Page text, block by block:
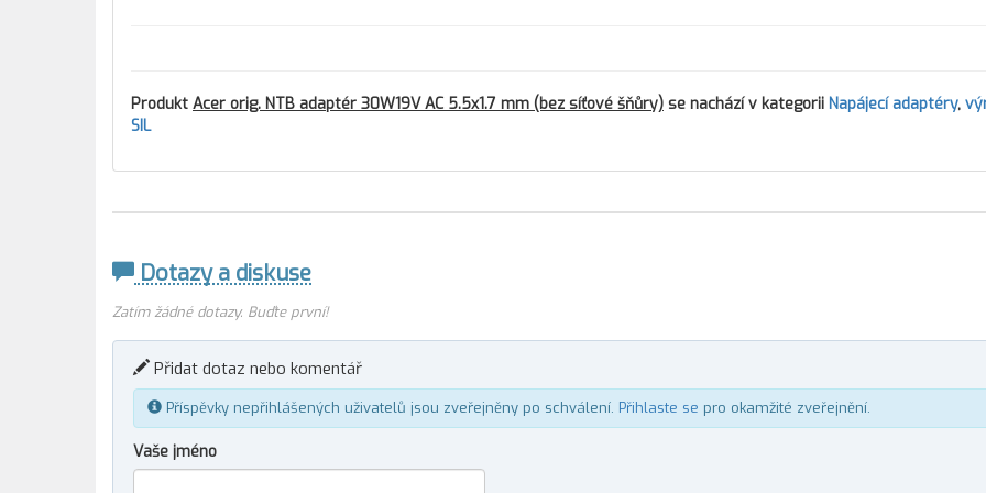
Produkt Acer orig. NTB adaptér 30W19V AC 5.5x1.7 mm (bez síťové šňůry) se nachází v kategorii Napájecí adaptéry,
SIL
Dotazy a diskuse
Zatím žádné dotazy. Buďte první!
Přidat dotaz nebo komentář
Příspěvky nepřihlášených uživatelů jsou zveřejněny po schválení. Přihlaste se pro okamžité zveřejnění.
Vaše jméno